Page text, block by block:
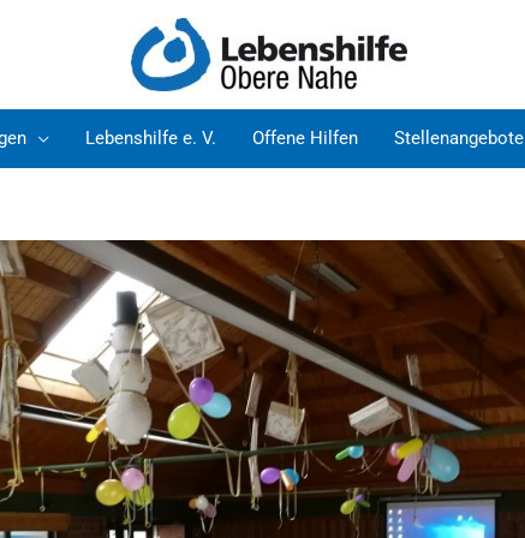
Lebenshilfe e. V. Offene Hilfen Stellenangebote